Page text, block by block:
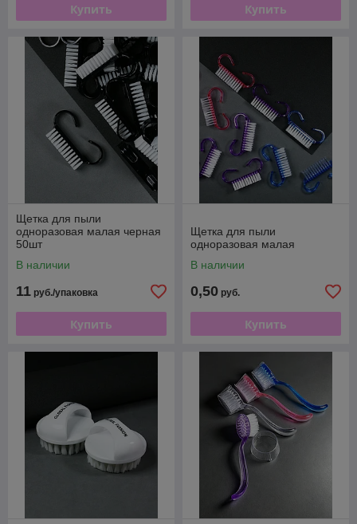
Купить Купить
Щетка для пыли
одноразовая малая черная
50шт
В наличии
11 руб./упаковка
Купить
Щетка для пыли
одноразовая малая
В наличии
0,50 руб.
Купить